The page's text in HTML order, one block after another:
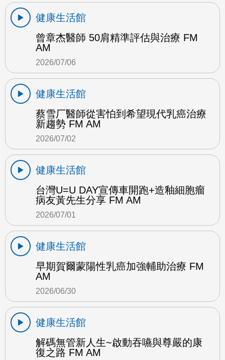
健康生活館
曾章杰醫師 50肩精準評估與治療 FM
AM
2026/07/06
健康生活館
蔡雪厂醫師從害怕到希望現代乳癌治療
新趨勢 FM AM
2026/07/02
健康生活館
台灣U=U DAY宣傳車開跑+造釉細胞瘤
病友黃先生分享 FM AM
2026/07/01
健康生活館
早期賀爾蒙陽性乳癌加強輔助治療 FM
AM
2026/06/30
健康生活館
解碼無管新人生~啟動吞嚥與尊嚴的康
復之路 FM AM